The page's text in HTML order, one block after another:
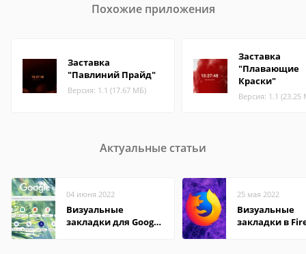
Похожие приложения
Заставка
"Павлиний Прайд"
Версия: 1.1 (17.67 МБ)
Заставка
"Плавающие
Краски"
Версия: 1.1 (23.25
Актуальные статьи
04 июня 2022
Визуальные
закладки для Google
25 мая 2022
Визуальные
закладки в